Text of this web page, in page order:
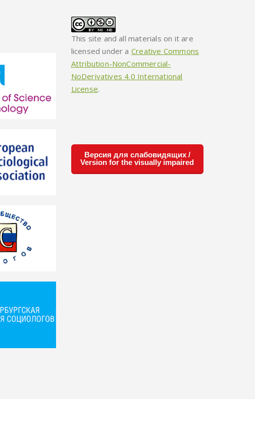
This site and all materials on it are
licensed under a Creative Commons
Attribution-NonCommercial-
NoDerivatives 4.0 International
License.
Версия для слабовидящих /
Version for the visually impaired